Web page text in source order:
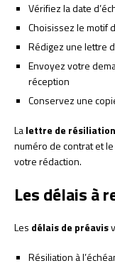
Vérifiez la date
Choisissez le motif
Rédigez une lettre
Envoyez votre
réception
Conservez une
Lalettre de résiliation
numéro de contrat et
votre rédaction.
Les délais à
Les délais de préavis
Résiliation à